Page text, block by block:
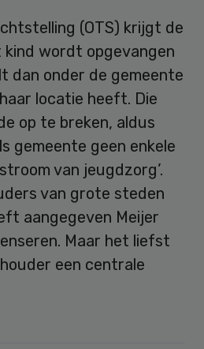
(OTS) krijgt de
wordt opgevangen
dan onder de gemeente
locatie heeft. Die
op te breken, aldus
gemeente geen enkele
van jeugdzorg’.
van grote steden
aangegeven Meijer
Maar het liefst
een centrale